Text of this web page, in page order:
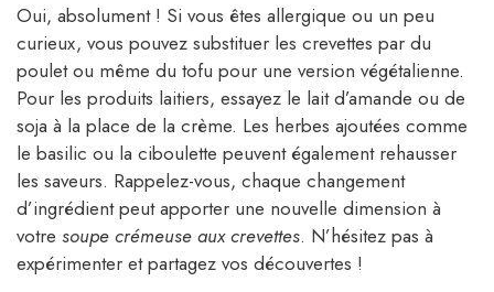
Oui, absolument ! Si vous êtes allergique ou un peu
curieux, vous pouvez substituer les crevettes par du
poulet ou même du tofu pour une version végétalienne.
Pour les produits laitiers, essayez le lait d’amande ou de
soja à la place de la crème. Les herbes ajoutées comme
le basilic ou la ciboulette peuvent également rehausser
les saveurs. Rappelez-vous, chaque changement
d’ingrédient peut apporter une nouvelle dimension à
votre soupe crémeuse aux crevettes. N’hésitez pas à
expérimenter et partagez vos découvertes !